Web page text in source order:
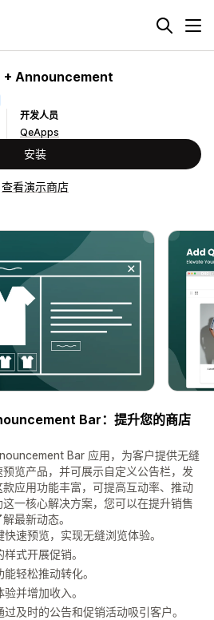
+ Announcement
开发人员
QeApps
安装
查看演示商店
Bar：提升您的商店
Bar 应用，为客户提供无缝
览产品，并可展示自定义公告栏，发
应用功能丰富，可提高互动率、推动
一核心解决方案，您可以在提升销售
最新动态。
速预览，实现无缝浏览体验。
式开展促销。
轻松推动转化。
并增加收入。
及时的公告和促销活动吸引客户。